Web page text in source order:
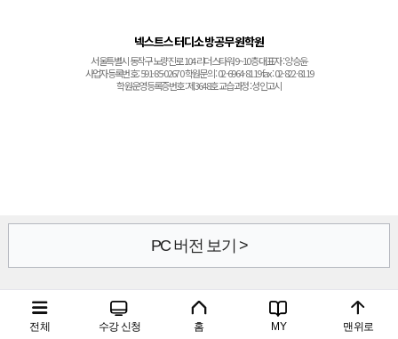
전체 수강 신청 홈 MY 맨위로
넥스트스터디소방공무원학원
서울특별시 동작구 노량진로 104 리더스타워 9~10층 대표자 : 양승윤
사업자등록번호 : 591-85-02670 학원문의 : 02-6964-8119 fax : 02-822-8119
학원운영등록증번호 : 제3648호 교습과정 : 성인고시
PC 버전 보기 >